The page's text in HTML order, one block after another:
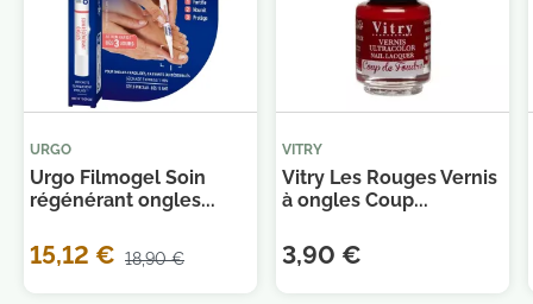
URGO
Urgo Filmogel Soin
régénérant ongles...
15,12 € 18,90 €
VITRY
Vitry Les Rouges Vernis
à ongles Coup...
3,90 €
promotionnelles.
Consultez notre politique de
confidentialité.